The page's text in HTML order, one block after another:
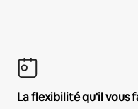
La flexibilité qu'il vous